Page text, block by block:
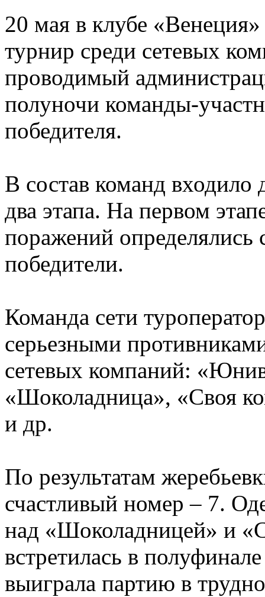
20 мая в клубе
турнир среди сетевых
проводимый
полуночи команды-
победителя.
В состав команд входило
два этапа. На первом
поражений
победители.
Команда сети
серьезными
сетевых компаний:
«Шоколадница», «Своя
и др.
По результатам
счастливый номер – 7.
над «Шоколадницей» и
встретилась в
выиграла партию в